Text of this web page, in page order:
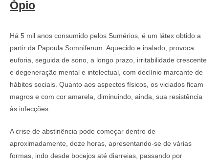
Ópio
Há 5 mil anos consumido pelos Sumérios, é um látex obtido a
partir da Papoula Somniferum. Aquecido e inalado, provoca
euforia, seguida de sono, a longo prazo, irritabilidade crescente
e degeneração mental e intelectual, com declínio marcante de
hábitos sociais. Quanto aos aspectos físicos, os viciados ficam
magros e com cor amarela, diminuindo, ainda, sua resistência
às infecções.
A crise de abstinência pode começar dentro de
aproximadamente, doze horas, apresentando-se de várias
formas, indo desde bocejos até diarreias, passando por